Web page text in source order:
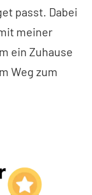
passt. Dabei
meiner
ein Zuhause
Weg zum